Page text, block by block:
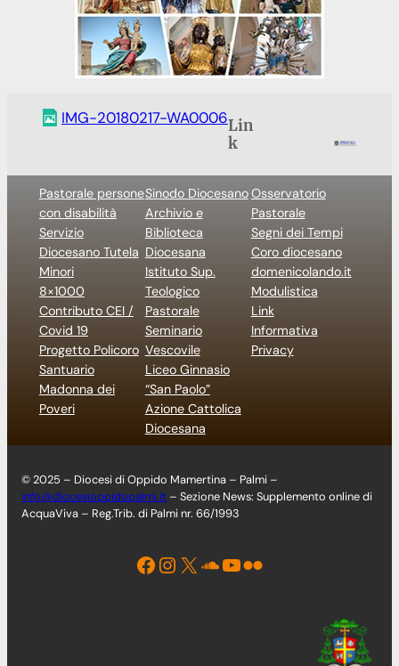
IMG-20180217-WA0006Lin
k
Pastorale persone
con disabilità
Servizio
Diocesano Tutela
Minori
8×1000
Contributo CEI /
Covid 19
Progetto Policoro
Santuario
Madonna dei
Poveri
Sinodo Diocesano
Archivio e
Biblioteca
Diocesana
Istituto Sup.
Teologico
Pastorale
Seminario
Vescovile
Liceo Ginnasio
“San Paolo”
Azione Cattolica
Diocesana
Osservatorio
Pastorale
Segni dei Tempi
Coro diocesano
domenicolando.it
Modulistica
Link
Informativa
Privacy
© 2025 – Diocesi di Oppido Mamertina – Palmi –
info@diocesioppidopalmi.it – Sezione News: Supplemento online di
AcquaViva – Reg.Trib. di Palmi nr. 66/1993
Facebook Instagram X Soundcloud YouTube Flickr